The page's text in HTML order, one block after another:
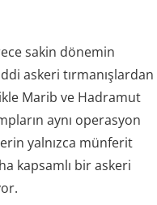
sakin dönemin
askeri tırmanışlardan
Marib ve Hadramut
aynı operasyon
yalnızca münferit
kapsamlı bir askeri